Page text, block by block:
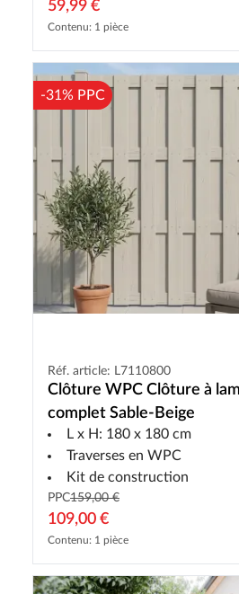
59,99 €
Contenu: 1 pièce
-31% PPC
Réf. article: L7110800
Clôture WPC Clôture à
complet Sable-Beige
L x H: 180 x 180 cm
Traverses en WPC
Kit de construction
PPC159,00 €
109,00 €
Contenu: 1 pièce